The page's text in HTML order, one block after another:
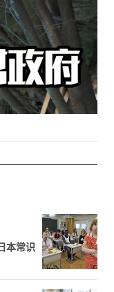
本常识